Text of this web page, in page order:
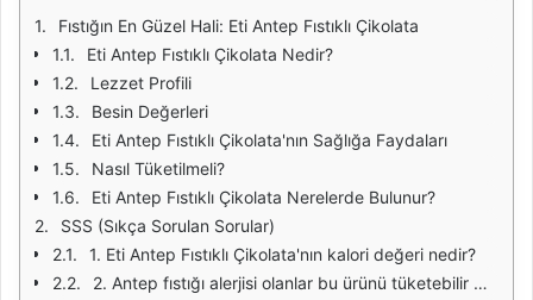
Fıstığın En Güzel Hali: Eti Antep Fıstıklı Çikolata
Eti Antep Fıstıklı Çikolata Nedir?
Lezzet Profili
Besin Değerleri
Eti Antep Fıstıklı Çikolata'nın Sağlığa Faydaları
Nasıl Tüketilmeli?
Eti Antep Fıstıklı Çikolata Nerelerde Bulunur?
SSS (Sıkça Sorulan Sorular)
1. Eti Antep Fıstıklı Çikolata'nın kalori değeri nedir?
2. Antep fıstığı alerjisi olanlar bu ürünü tüketebilir mi?